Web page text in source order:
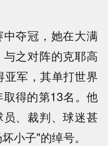
夺冠，她在大满
之对阵的克耶高
军，其单打世界
得的第13名。他
、裁判、球迷甚
小子"的绰号。